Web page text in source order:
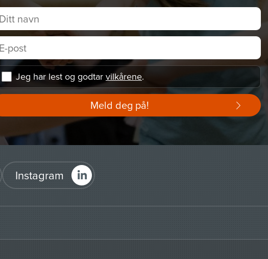
Jeg har lest og godtar vilkårene.
Meld deg på!
Instagram